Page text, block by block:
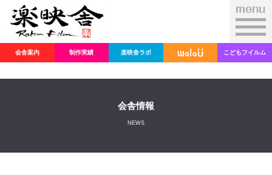
会舎案内 制作実績 楽映舎ラボ こどもフイルム
会舎情報
NEWS